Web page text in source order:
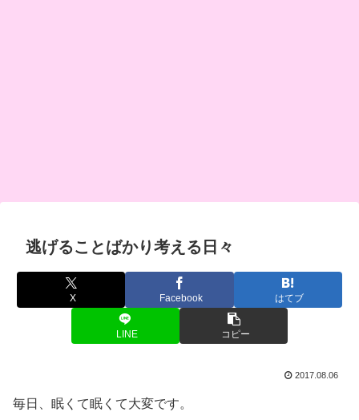
逃げることばかり考える日々
X Facebook はてブ
LINE コピー
2017.08.06
毎日、眠くて眠くて大変です。